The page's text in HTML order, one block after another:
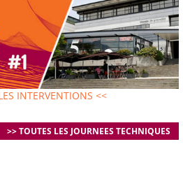
INTERVENTIONS <<
>> TOUTES LES JOURNEES TECHNIQUES